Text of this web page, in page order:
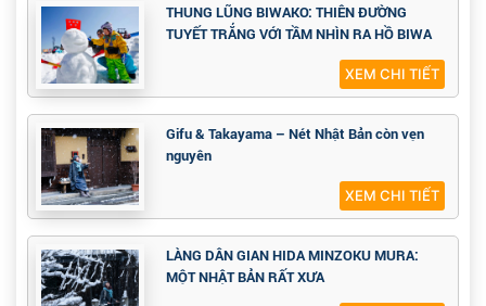
THUNG LŨNG BIWAKO: THIÊN ĐƯỜNG
TUYẾT TRẮNG VỚI TẦM NHÌN RA HỒ BIWA
XEM CHI TIẾT
Gifu & Takayama – Nét Nhật Bản còn vẹn
nguyên
XEM CHI TIẾT
LÀNG DÂN GIAN HIDA MINZOKU MURA:
MỘT NHẬT BẢN RẤT XƯA